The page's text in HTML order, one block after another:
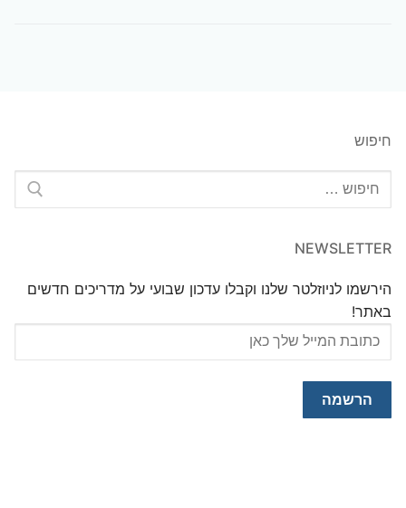
חיפוש
חפש:
NEWSLETTER
הירשמו לניוזלטר שלנו וקבלו עדכון שבועי על מדריכים חדשים
באתר!